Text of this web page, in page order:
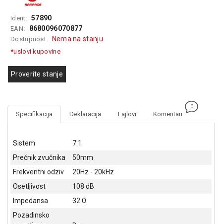
EELEKTRO
ZAŠTITA
SISTEMI
FOTOKOPIRI
FOTOAPARATI
I KAMERE
GPS
NAVIGACIJE
Ident: 57890
EAN: 8680096070877
Dostupnost: Nema na stanju
*uslovi kupovine
Proverite stanje
Specifikacija Deklaracija Fajlovi Komentari
0
Sistem
7.1
Prečnik zvučnika
50mm
Frekventni odziv
20Hz - 20kHz
Osetljivost
108 dB
Impedansa
32 Ω
Pozadinsko